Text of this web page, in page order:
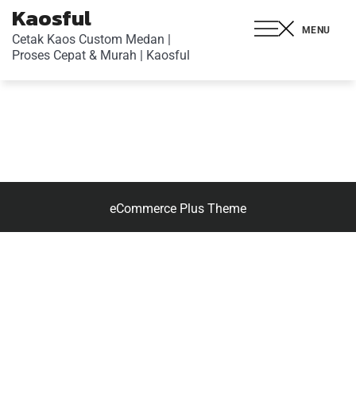
Kaosful
Cetak Kaos Custom Medan |
Proses Cepat & Murah | Kaosful
MENU
eCommerce Plus Theme